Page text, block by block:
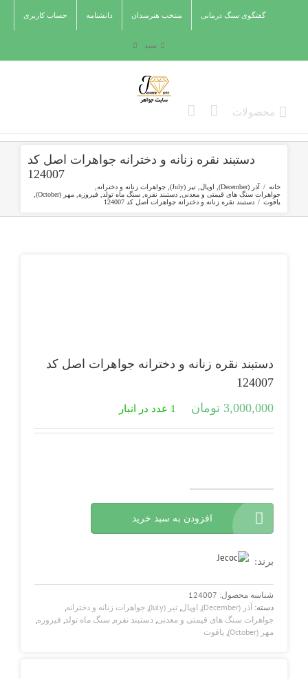
گفتگوی سنگ درمانی منتخب هنرمندان دانشنامه حساب کاربری
سبد
دستبند نقره زنانه و دخترانه جواهرات اصل کد
124007
خانه / آذر (December) اوپال تیر (July) جواهرات زنانه و دخترانه
جواهرات سنگ های قیمتی و معدنی دستبند نقره سنگ ماه تولد فیروزه مهر (October)
یاقوت / دستبند نقره زنانه و دخترانه جواهرات اصل کد 124007
دستبند نقره زنانه و دخترانه جواهرات اصل کد
124007
3,000,000 تومان 1 عدد در انبار
و
جواهرات
کد
124007
عدد
افزودن به سبد خرید
برند:
شناسه محصول: 124007
دسته: آذر (December) اوپال تیر (July) جواهرات زنانه و دخترانه
جواهرات سنگ های قیمتی و معدنی دستبند نقره سنگ ماه تولد فیروزه
مهر (October)
یاقوت